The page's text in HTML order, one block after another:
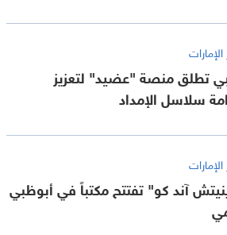
الإمارات
تطلق منصة "عضيد" لتعزيز
سلاسل الإمداد
الإمارات
آند كو" تفتتح مكتباً في أبوظبي